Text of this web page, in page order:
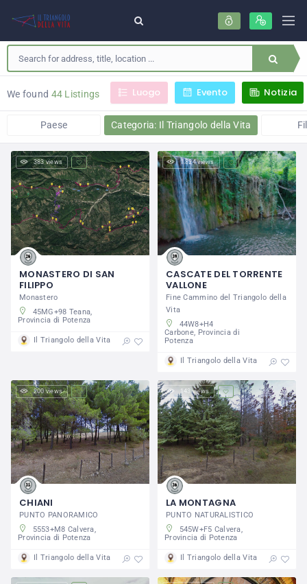
We found 44 Listings Luogo Evento Notizia
Paese Categoria: Il Triangolo della Vita
383 views
MONASTERO DI SAN
FILIPPO
Monastero
45MG+98 Teana,
Provincia di Potenza
Il Triangolo della Vita
1.824 views
CASCATE DEL TORRENTE
VALLONE
Fine Cammino del Triangolo della
Vita
44W8+H4
Carbone, Provincia di
Potenza
Il Triangolo della Vita
200 views
CHIANI
PUNTO PANORAMICO
5553+M8 Calvera,
Provincia di Potenza
Il Triangolo della Vita
143 views
LA MONTAGNA
PUNTO NATURALISTICO
545W+F5 Calvera,
Provincia di Potenza
Il Triangolo della Vita